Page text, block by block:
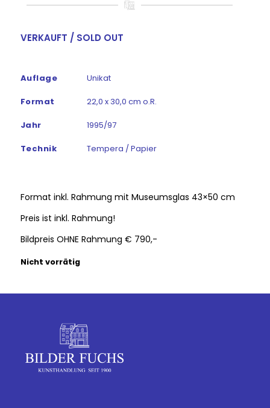
VERKAUFT / SOLD OUT
Auflage Unikat
Format 22,0 x 30,0 cm o.R.
Jahr 1995/97
Technik Tempera / Papier
Format inkl. Rahmung mit Museumsglas 43×50 cm
Preis ist inkl. Rahmung!
Bildpreis OHNE Rahmung € 790,-
Nicht vorrätig